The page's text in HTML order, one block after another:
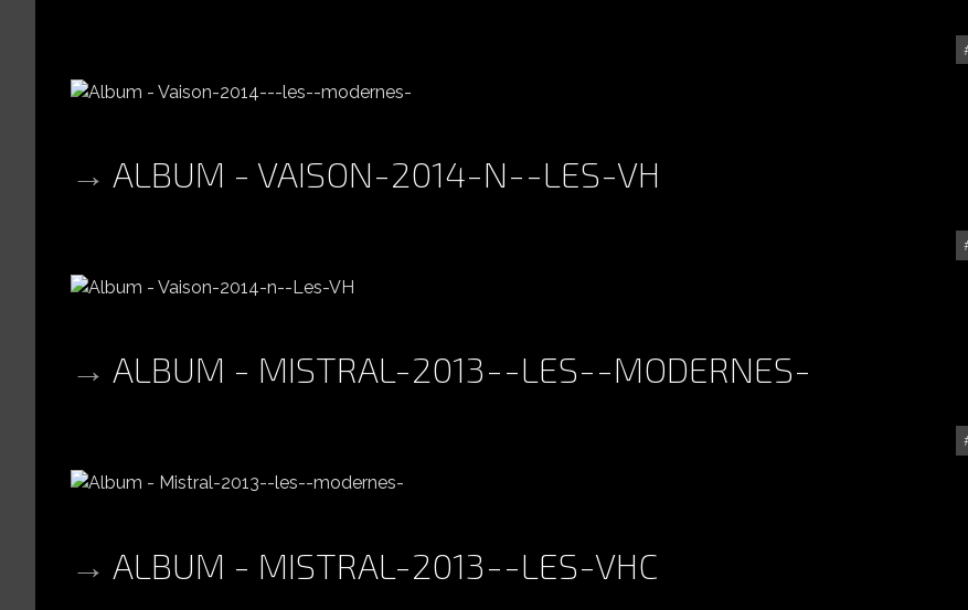
ALBUM - VAISON-2014---LES--
ALBUM - VAISON-2014-N--LES-VH
ALBUM - VAISON-2014-N--
ALBUM - MISTRAL-2013--LES--MODERNES-
ALBUM - MISTRAL-2013--LES--
ALBUM - MISTRAL-2013--LES-VHC